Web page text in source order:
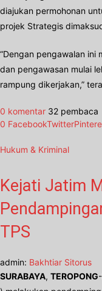
diajukan permohonan
projek Strategis
“Dengan pengawalan ini
dan pengawasan mulai
rampung dikerjakan,”
0 komentar 32 pembaca
0 FacebookTwitter
Hukum & Kriminal
Kejati Jatim
TPS
admin: Bakhtiar Sitorus
SURABAYA, TEROPONG